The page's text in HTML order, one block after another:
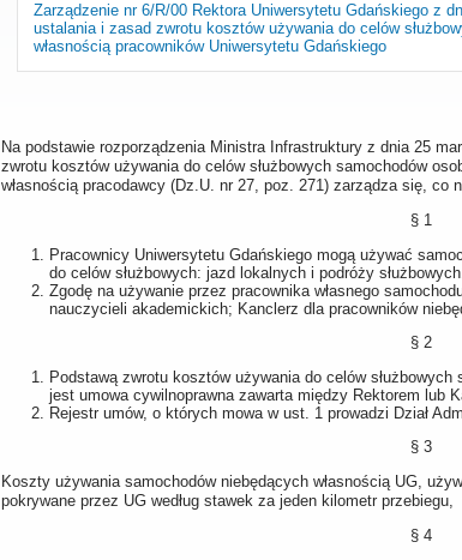
Zarządzenie nr 6/R/00 Rektora Uniwersytetu Gdańskiego z
ustalania i zasad zwrotu kosztów używania do celów
własnością pracowników Uniwersytetu Gdańskiego
Na podstawie rozporządzenia Ministra Infrastruktury z dnia 25
zwrotu kosztów używania do celów służbowych samochodów
własnością pracodawcy (Dz.U. nr 27, poz. 271) zarządza się, co
§ 1
Pracownicy Uniwersytetu Gdańskiego mogą używać
do celów służbowych: jazd lokalnych i podróży
Zgodę na używanie przez pracownika własnego
nauczycieli akademickich; Kanclerz dla pracowników
§ 2
Podstawą zwrotu kosztów używania do celów
jest umowa cywilnoprawna zawarta między Rektorem lub
Rejestr umów, o których mowa w ust. 1 prowadzi Dział
§ 3
Koszty używania samochodów niebędących własnością UG,
pokrywane przez UG według stawek za jeden kilometr
§ 4